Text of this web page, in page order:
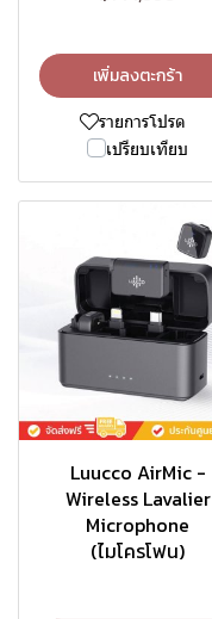
เพิ่มลงตะกร้า
รายการโปรด
เปรียบเทียบ
Luucco AirMic -
Wireless Lavalier
Microphone
(ไมโครโฟน)